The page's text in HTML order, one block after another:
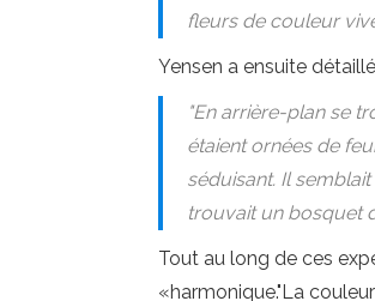
fleurs de couleur
Yensen a ensuite
"En arrière-plan se
étaient ornées de
séduisant. Il
trouvait un bosquet
Tout au long de ces
«harmonique."La